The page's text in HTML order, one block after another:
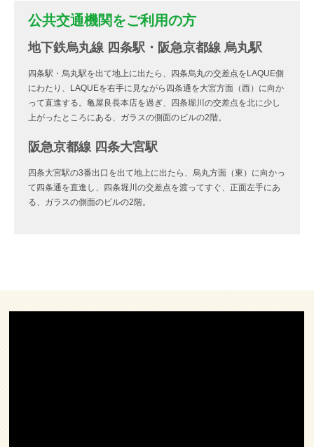
公共交通機関をご利用の方
地下鉄烏丸線 四条駅・阪急京都線 烏丸駅
四条駅・烏丸駅を出て地上に出たら、四条烏丸の交差点をLAQUE側
にわたり、LAQUEを右手に見ながら四条通を大宮方面（西）に向か
って直進する。亀屋良長本店を過ぎ、四条堀川の交差点を北に少し
上がったところにある、ガラスの側面のビルの2階。
阪急京都線 四条大宮駅
四条大宮駅の3番出口を出て地上に出たら、烏丸方面（東）に向かっ
て四条通を直進し、四条堀川の交差点を渡ってすぐ、正面左手にあ
る、ガラスの側面のビルの2階。